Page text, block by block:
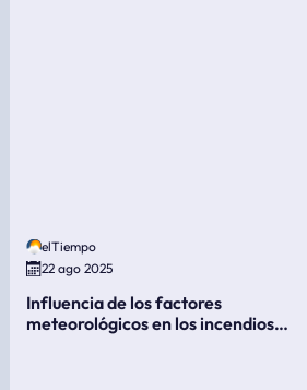
elTiempo
22 ago 2025
Influencia de los factores
meteorológicos en los incendios